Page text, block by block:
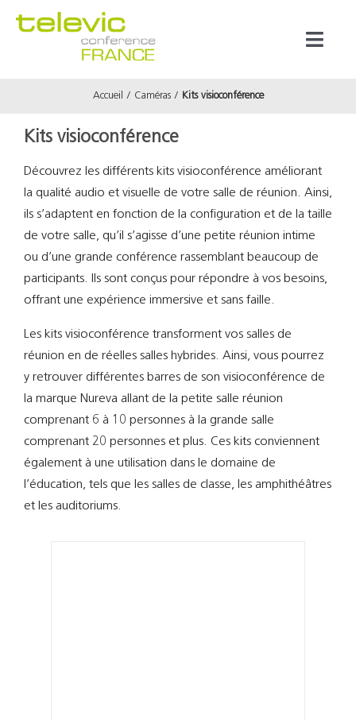
Support
Accueil Caméras Kits visioconférence
Kits visioconférence
Découvrez les différents kits visioconférence améliorant
la qualité audio et visuelle de votre salle de réunion. Ainsi,
ils s’adaptent en fonction de la configuration et de la taille
de votre salle, qu’il s’agisse d’une petite réunion intime
ou d’une grande conférence rassemblant beaucoup de
participants. Ils sont conçus pour répondre à vos besoins,
offrant une expérience immersive et sans faille.
Les kits visioconférence transforment vos salles de
réunion en de réelles salles hybrides. Ainsi, vous pourrez
y retrouver différentes barres de son visioconférence de
la marque Nureva allant de la petite salle réunion
comprenant 6 à 10 personnes à la grande salle
comprenant 20 personnes et plus. Ces kits conviennent
également à une utilisation dans le domaine de
l’éducation, tels que les salles de classe, les amphithéâtres
et les auditoriums.